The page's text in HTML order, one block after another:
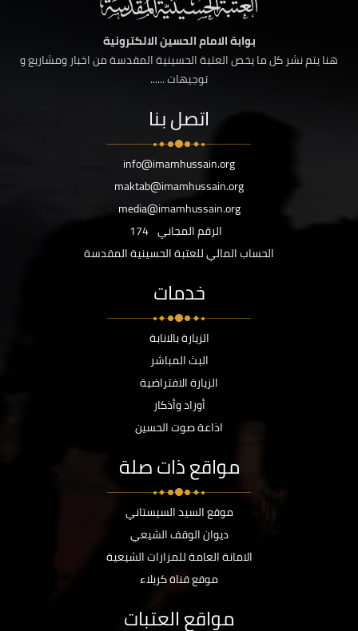
بوابة الامام الحسين الالكترونية
هنا يتم نشر كل ما يخص العتبة الحسينية المقدسة من اخبار ومشاريع و
توجيهات ......
اتصل بنا
info@imamhussain.org
maktab@imamhussain.org
media@imamhussain.org
الرقم المجاني 174
الحساب المالي للعتبة الحسينية المقدسة
خدمات
الزيارة بالانابة
البث المباشر
الزيارة الافتراضية
أوراد وأذكار
اذاعة صوت الحسين
مواقع ذات صلة
موقع السيد السيستاني
ديوان الوقف الشيعي
الامانة العامة للمزارات الشيعية
موقع قناة كربلاء
مواقع العتبات